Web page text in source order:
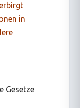
in
Gesetze